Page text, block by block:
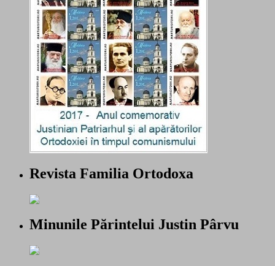
Revista Familia Ortodoxa
Minunile Părintelui Justin Pârvu